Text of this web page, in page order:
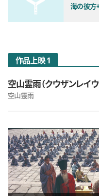
海の彼方
作品上映 1
空山霊雨（クウザンレイ
空山靈雨